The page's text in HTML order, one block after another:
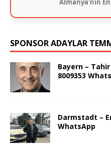
Almanya'nın
SPONSOR ADAYLAR
Bayern –
8009353
Darmstadt –
WhatsApp